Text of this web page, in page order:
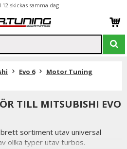
skickas samma dag
Evo 6
Motor Tuning
TILL MITSUBISHI EVO
sortiment utav universal
olika typer utav turbos.